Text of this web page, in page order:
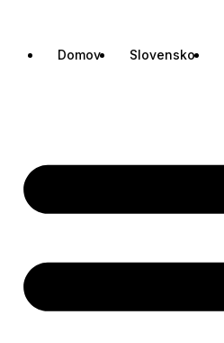
Domov Slovensko